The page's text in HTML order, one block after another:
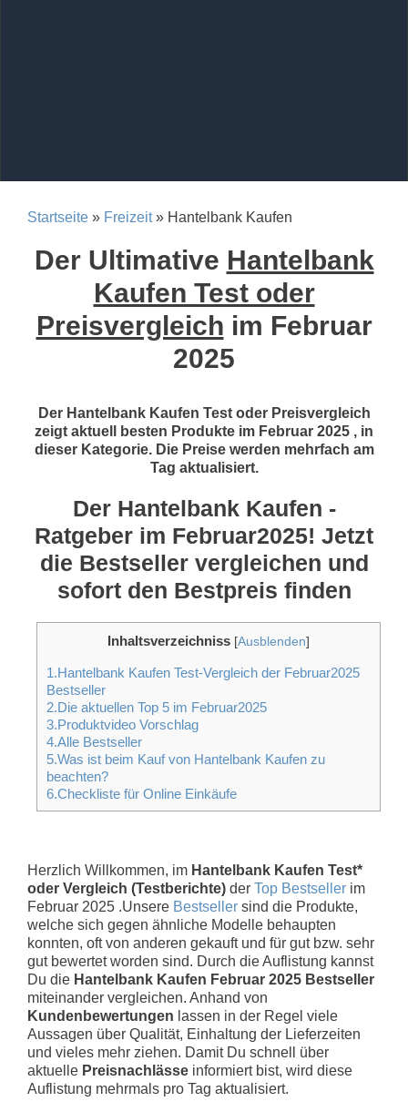
Startseite » Freizeit» Hantelbank Kaufen
Der Ultimative Hantelbank
Kaufen Test oder
Preisvergleich im Februar
2025
Der Hantelbank Kaufen Test oder Preisvergleich
zeigt aktuell besten Produkte im Februar 2025 , in
dieser Kategorie. Die Preise werden mehrfach am
Tag aktualisiert.
Der Hantelbank Kaufen -
Ratgeber im Februar2025! Jetzt
die Bestseller vergleichen und
sofort den Bestpreis finden
Inhaltsverzeichniss [Ausblenden]
1.Hantelbank Kaufen Test-Vergleich der Februar2025
Bestseller
2.Die aktuellen Top 5 im Februar2025
3.Produktvideo Vorschlag
4.Alle Bestseller
5.Was ist beim Kauf von Hantelbank Kaufen zu
beachten?
6.Checkliste für Online Einkäufe
Herzlich Willkommen, im Hantelbank Kaufen Test*
oder Vergleich (Testberichte) der Top Bestseller im
Februar 2025 .Unsere Bestseller sind die Produkte,
welche sich gegen ähnliche Modelle behaupten
konnten, oft von anderen gekauft und für gut bzw. sehr
gut bewertet worden sind. Durch die Auflistung kannst
Du die Hantelbank Kaufen Februar 2025 Bestseller
miteinander vergleichen. Anhand von
Kundenbewertungen lassen in der Regel viele
Aussagen über Qualität, Einhaltung der Lieferzeiten
und vieles mehr ziehen. Damit Du schnell über
aktuelle Preisnachlässe informiert bist, wird diese
Auflistung mehrmals pro Tag aktualisiert.